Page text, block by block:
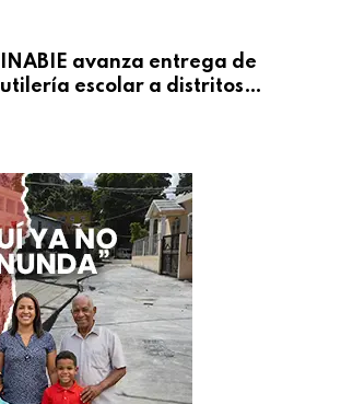
INABIE avanza entrega de
utilería escolar a distritos